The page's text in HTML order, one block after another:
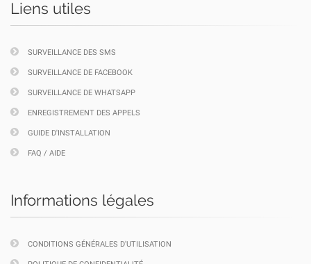
Liens utiles
SURVEILLANCE DES SMS
SURVEILLANCE DE FACEBOOK
SURVEILLANCE DE WHATSAPP
ENREGISTREMENT DES APPELS
GUIDE D'INSTALLATION
FAQ / AIDE
Informations légales
CONDITIONS GÉNÉRALES D'UTILISATION